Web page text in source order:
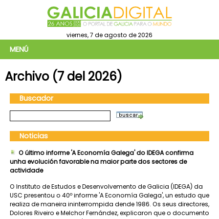
viernes, 7 de agosto de 2026
MENÚ
Archivo (7 del 2026)
Buscador
Noticias
O último informe 'A Economía Galega' do IDEGA confirma
unha evolución favorable na maior parte dos sectores de
actividade
O Instituto de Estudos e Desenvolvemento de Galicia (IDEGA) da
USC presentou o 40º informe 'A Economía Galega', un estudo que
realiza de maneira ininterrompida dende 1986. Os seus directores,
Dolores Riveiro e Melchor Fernández, explicaron que o documento